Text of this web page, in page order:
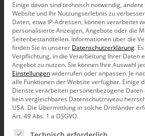
Konsumgüter
17. Juni 2026, 16:00–16:45Uhr,Webinar
Einige davon sind technisch notwendig,
Website und Ihr Nutzungserlebnis zu
Daten, etwa IP-Adressen, können verarbeitet
personalisierte Anzeigen, Angebote oder die
Seitenbestandteilen. Informationen über die
finden Sie in unserer Datenschutzerklärung.
Verpflichtung, in die Verarbeitung Ihrer Daten
Angebot zu nutzen.Sie können Ihre Auswahl
Einstellungenwiderrufen oder anpassen. Je
alle Funktionen der Website verfügbar. Einige
Dienste verarbeiten personenbezogene Daten
kein vergleichbares Datenschutzniveau
USA. Die Übermittlung in solche Drittländer
Art. 49 Abs. 1 a DSGVO.
Es folgt eine Liste der Service-